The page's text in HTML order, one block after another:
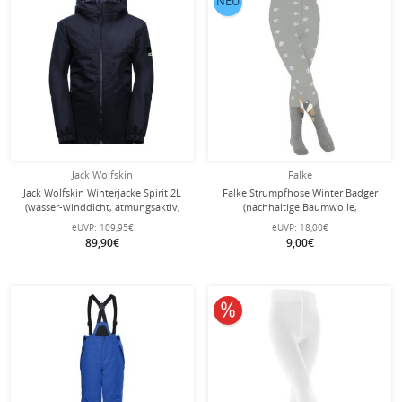
Jack Wolfskin
Jack Wolfskin Winterjacke Spirit 2L
(wasser-winddicht, atmungsaktiv,
robust) nachtblau Kinder (164-176)
eUVP: 109,95€
89,90€
Falke
Falke Strumpfhose Winter Badger
(nachhaltige Baumwolle,
schneeflocken-Musterung) hellgrau
Kinder
eUVP: 18,00€
9,00€
10% reduziert